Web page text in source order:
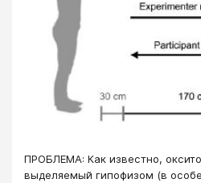
ПРОБЛЕМА: Как известно,
выделяемый гипофизом (в